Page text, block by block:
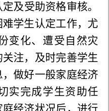
及受助资格审核。
学生认定工作，尤
变化、遭受自然灾
注，及时完善学生
做好一般家庭经济
实完成学生资助任